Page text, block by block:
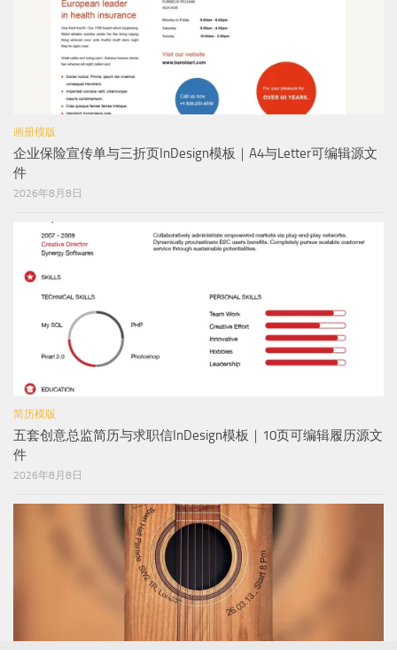
画册模版
企业保险宣传单与三折页InDesign模板｜A4与Letter可编辑源文
件
2026年8月8日
简历模版
五套创意总监简历与求职信InDesign模板｜10页可编辑履历源文
件
2026年8月8日